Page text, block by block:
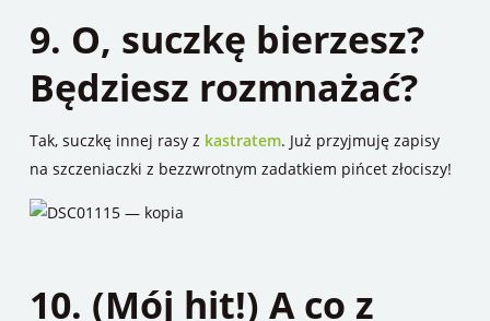
9. O, suczkę bierzesz?
Będziesz rozmnażać?
Tak, suczkę innej rasy z kastratem. Już przyjmuję zapisy
na szczeniaczki z bezzwrotnym zadatkiem pińcet złociszy!
10. (Mój hit!) A co z